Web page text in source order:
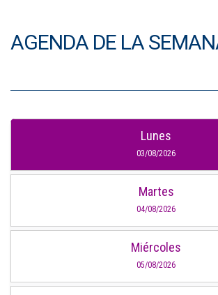
AGENDA DE LA
Lunes
03/08/2026
Martes
04/08/2026
Miércoles
05/08/2026